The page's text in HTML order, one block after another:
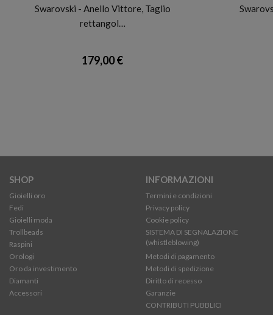
Swarovski - Anello Vittore, Taglio
rettangol…
179,00 €
SHOP
Gioielli oro
Fedi
Gioielli moda
Trollbeads
Raspini
Orologi
Oro da investimento
Diamanti
Accessori
INFORMAZIONI
Termini e condizioni
Privacy policy
Cookie policy
SISTEMA DI SEGNALAZIONE
(whistleblowing)
Metodi di pagamento
Metodi di spedizione
Diritto di recesso
Garanzie
CONTRIBUTI PUBBLICI